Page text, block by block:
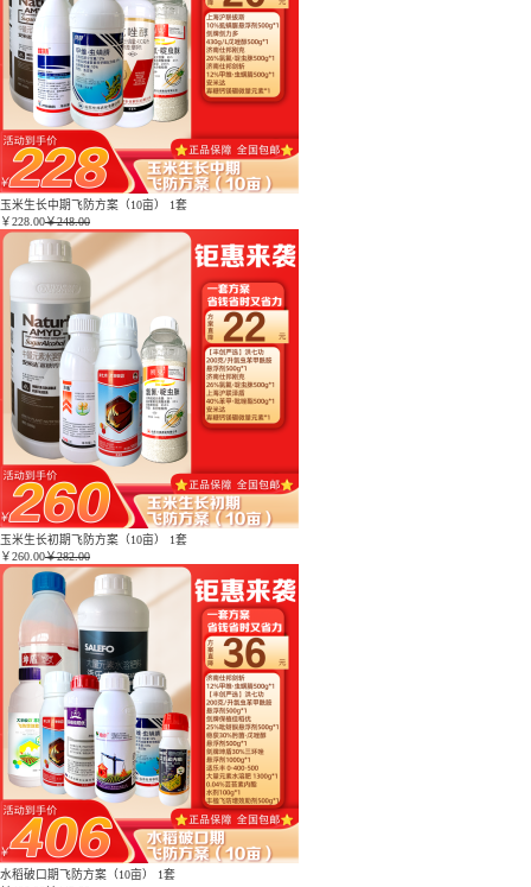
玉米生长中期飞防方案（10亩） 1套
￥228.00￥248.00
玉米生长初期飞防方案（10亩） 1套
￥260.00￥282.00
水稻破口期飞防方案（10亩） 1套